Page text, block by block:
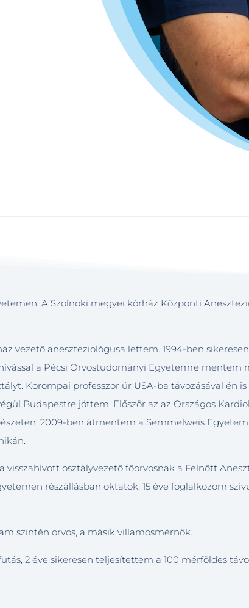
A Szolnoki megyei kórház Központi
vezető aneszteziológusa lettem. 1994-ben
a Pécsi Orvostudományi Egyetemre mentem
Korompai professzor úr USA-ba távozásával én
Budapestre jöttem. Először az az Országos
2009-ben átmentem a Semmelweis
osztályvezető főorvosnak a Felnőtt
részállásban oktatok. 15 éve foglalkozom
szintén orvos, a másik villamosmérnök.
2 éve sikeresen teljesítettem a 100 mérföldes